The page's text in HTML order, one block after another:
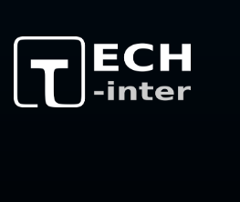
Unsere Produkte